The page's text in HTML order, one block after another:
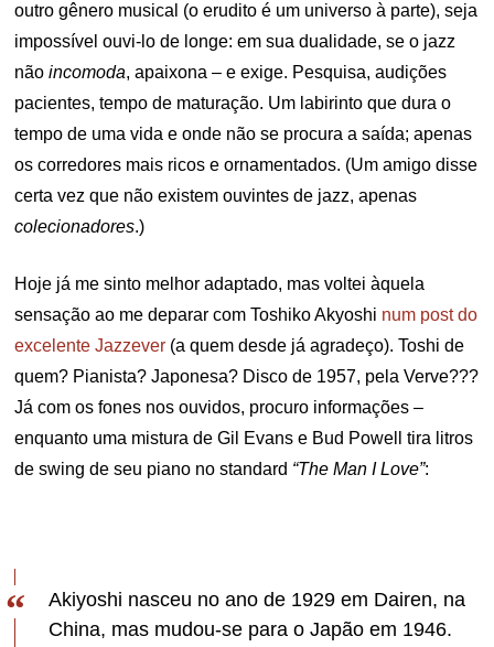
outro gênero musical (o erudito é um universo à parte), seja
impossível ouvi-lo de longe: em sua dualidade, se o jazz
nãoincomoda, apaixona – e exige. Pesquisa, audições
pacientes, tempo de maturação. Um labirinto que dura o
tempo de uma vida e onde não se procura a saída; apenas
os corredores mais ricos e ornamentados. (Um amigo disse
certa vez que não existem ouvintes de jazz, apenas
colecionadores.)
Hoje já me sinto melhor adaptado, mas voltei àquela
sensação ao me deparar com Toshiko Akyoshi num post do
excelente Jazzever (a quem desde já agradeço). Toshi de
quem? Pianista? Japonesa? Disco de 1957, pela Verve???
Já com os fones nos ouvidos, procuro informações –
enquanto uma mistura de Gil Evans e Bud Powell tira litros
de swing de seu piano no standard “The Man I Love”:
Akiyoshi nasceu no ano de 1929 em Dairen, na
China, mas mudou-se para o Japão em 1946.